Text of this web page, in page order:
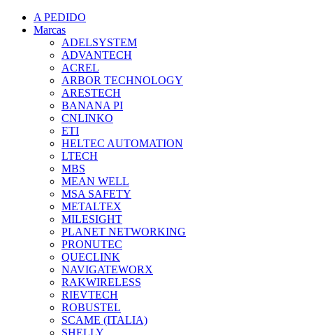
A PEDIDO
Marcas
ADELSYSTEM
ADVANTECH
ACREL
ARBOR TECHNOLOGY
ARESTECH
BANANA PI
CNLINKO
ETI
HELTEC AUTOMATION
LTECH
MBS
MEAN WELL
MSA SAFETY
METALTEX
MILESIGHT
PLANET NETWORKING
PRONUTEC
QUECLINK
NAVIGATEWORX
RAKWIRELESS
RIEVTECH
ROBUSTEL
SCAME (ITALIA)
SHELLY